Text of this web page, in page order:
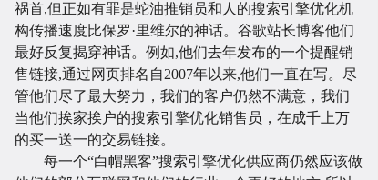
祸首,但正如有罪是蛇油推销员和人的搜索引擎优化机
构传播速度比保罗·里维尔的神话。谷歌站长博客他们
最好反复揭穿神话。例如,他们去年发布的一个提醒销
售链接,通过网页排名自2007年以来,他们一直在写。尽
管他们尽了最大努力，我们的客户仍然不满意，我们
当他们挨家挨户的搜索引擎优化销售员，在成千上万
的买一送一的交易链接。
每一个“白帽黑客”搜索引擎优化供应商仍然应该做